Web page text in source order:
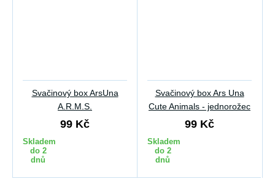
Svačinový box ArsUna
A.R.M.S.
99 Kč
Skladem
do 2
dnů
Svačinový box Ars Una
Cute Animals - jednorožec
99 Kč
Skladem
do 2
dnů